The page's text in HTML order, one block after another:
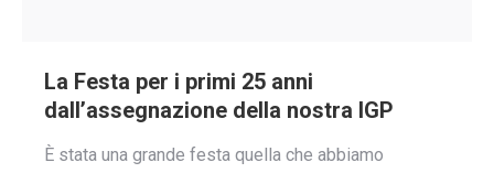
La Festa per i primi 25 anni
dall’assegnazione della nostra IGP
È stata una grande festa quella che abbiamo